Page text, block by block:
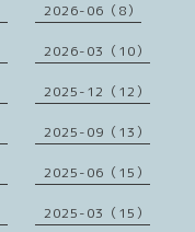
2026-06（8）
2026-03（10）
2025-12（12）
2025-09（13）
2025-06（15）
2025-03（15）